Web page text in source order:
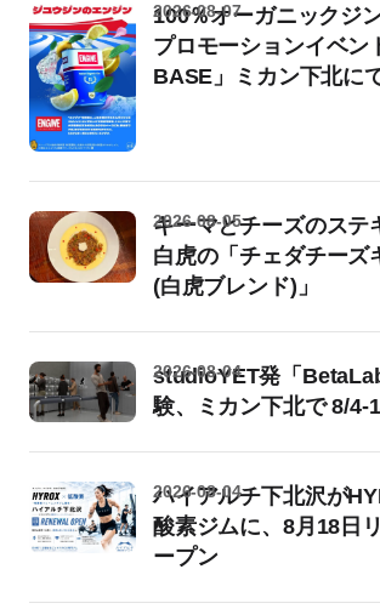
100％オーガニックジ
プロモーションイベン
BASE」ミカン下北に
2026-08-07
キーマとチーズのステ
白虎の「チェダチーズ
(白虎ブレンド)」
2026-08-05
studioYET発「
験、ミカン下北で 8/4-
2026-08-04
ハイアルチ下北沢が
酸素ジムに、8月18日
ープン
2026-08-04